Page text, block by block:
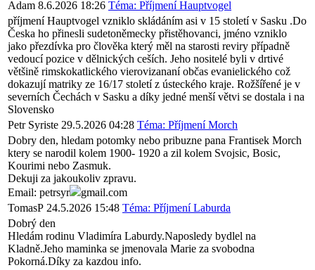
Adam 8.6.2026 18:26 Téma: Příjmení Hauptvogel
příjmení Hauptvogel vzniklo skládáním asi v 15 století v Sasku .Do
Česka ho přinesli sudetoněmecky přistěhovanci, jméno vzniklo
jako přezdívka pro člověka který měl na starosti reviry případně
vedoucí pozice v dělnických ceších. Jeho nositelé byli v drtivé
většině rimskokatlického vierovizananí občas evanielického což
dokazují matriky ze 16/17 století z ústeckého kraje. Rožšířené je v
severních Čechách v Sasku a díky jedné menší větvi se dostala i na
Slovensko
Petr Syriste 29.5.2026 04:28 Téma: Příjmení Morch
Dobry den, hledam potomky nebo pribuzne pana Frantisek Morch
ktery se narodil kolem 1900- 1920 a zil kolem Svojsic, Bosic,
Kourimi nebo Zasmuk.
Dekuji za jakoukoliv zpravu.
Email: petrsyr
gmail.com
TomasP 24.5.2026 15:48 Téma: Příjmení Laburda
Dobrý den
Hledám rodinu Vladimíra Laburdy.Naposledy bydlel na
Kladně.Jeho maminka se jmenovala Marie za svobodna
Pokorná.Díky za kazdou info.